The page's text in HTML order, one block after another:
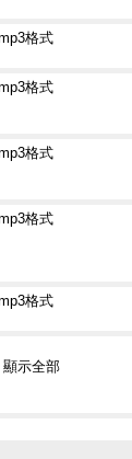
格式
格式
格式
格式
格式
顯示全部